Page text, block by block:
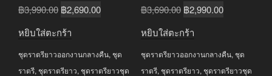
฿3,990.00 Original
฿3,990.00.
฿2,690.00Current
฿2,690.00.
หยิบใส่ตะกร้า
ชุดราตรียาวออกงานกลางคืน, ชุด
ราตรี, ชุดราตรียาว, ชุดราตรียาวชุด
฿3,690.00 Original
฿3,690.00.
฿2,990.00Current
฿2,990.00.
หยิบใส่ตะกร้า
ชุดราตรียาวออกงานกลางคืน, ชุด
ราตรี, ชุดราตรียาว, ชุดราตรียาวชุด